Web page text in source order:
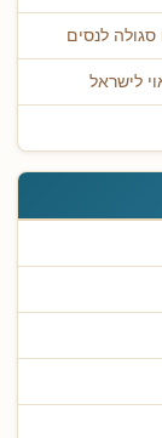
לנסים
לישראל